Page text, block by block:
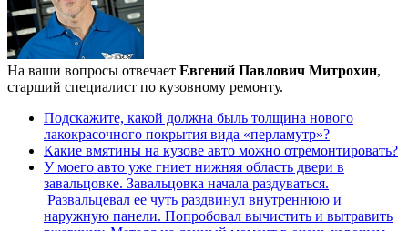
На ваши вопросы отвечает Евгений Павлович Митрохин,
старший специалист по кузовному ремонту.
Подскажите, какой должна быль толщина нового
лакокрасочного покрытия вида «перламутр»?
Какие вмятины на кузове авто можно отремонтировать?
У моего авто уже гниет нижняя область двери в
завальцовке. Завальцовка начала раздуваться.
Развальцевал ее чуть раздвинул внутреннюю и
наружную панели. Попробовал вычистить и вытравить